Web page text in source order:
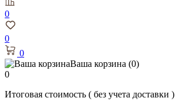
0
0
0
Ваша корзина (0)
0
Итоговая стоимость ( без учета доставки )